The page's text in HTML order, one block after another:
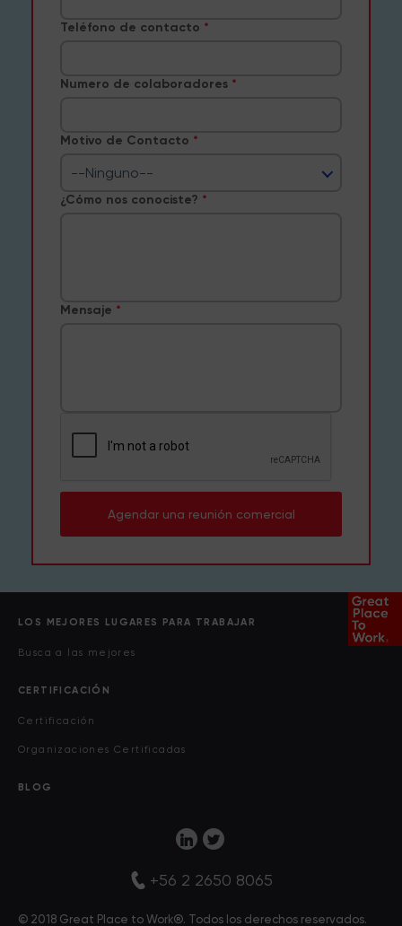
Teléfono de contacto
Numero de colaboradores
Motivo de Contacto
--Ninguno--
¿Cómo nos conociste?
Mensaje
Agendar una reunión comercial
LOS MEJORES LUGARES PARA TRABAJAR
Busca a las mejores
CERTIFICACIÓN
Certificación
Organizaciones Certificadas
BLOG
+56 2 2650 8065
© 2018 Great Place to Work®. Todos los derechos reservados.